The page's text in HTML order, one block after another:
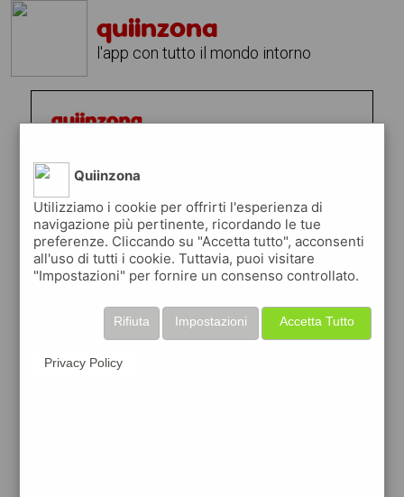
quiinzona
l'app con tutto il mondo intorno
Quiinzona
Utilizziamo i cookie per offrirti l'esperienza di
navigazione più pertinente, ricordando le tue
preferenze. Cliccando su "Accetta tutto", acconsenti
all'uso di tutti i cookie. Tuttavia, puoi visitare
"Impostazioni" per fornire un consenso controllato.
Accetta Tutto
Impostazioni
Rifiuta
Privacy Policy